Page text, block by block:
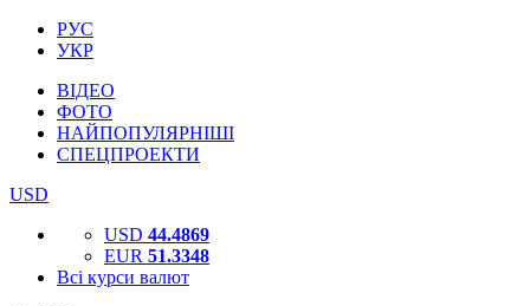
РУС
УКР
ВІДЕО
ФОТО
НАЙПОПУЛЯРНІШІ
СПЕЦПРОЕКТИ
USD
USD 44.4869
EUR 51.3348
Всі курси валют